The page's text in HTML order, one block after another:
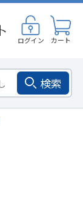
ログイン カート
検索